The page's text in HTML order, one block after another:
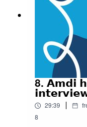
8. 𝗔𝗺𝗱𝗶
29:39 |
8